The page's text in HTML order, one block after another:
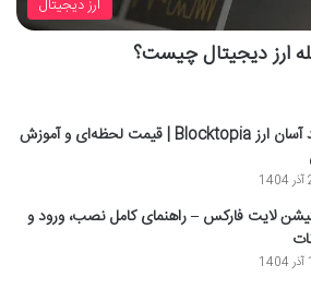
ارز دیجیتال
ارز دیجیتال چیست؟
خرید آسان ارز Blocktopia | قیمت لحظه‌ای و آموزش
لایت فارکس – راهنمای کامل نصب، ورود و